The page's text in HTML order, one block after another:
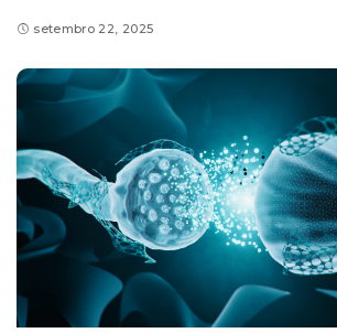
setembro 22, 2025